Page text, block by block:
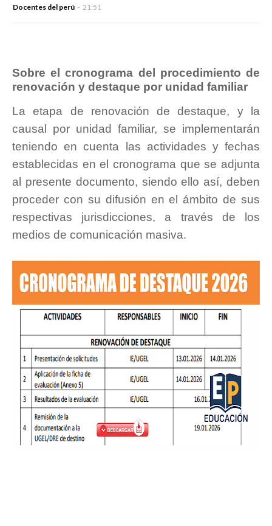
Docentes del perú 21:51
Sobre el cronograma del procedimiento de
renovación y destaque por unidad familiar
La etapa de renovación de destaque, y la
causal por unidad familiar, se implementarán
teniendo en cuenta las actividades y fechas
establecidas en el cronograma que se adjunta
al presente documento, siendo ello así, deben
proceder con su difusión en el ámbito de sus
respectivas jurisdicciones, a través de los
medios de comunicación masiva.